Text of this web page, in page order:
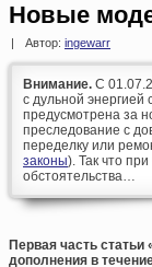
Новые
Автор: ingewarr
Внимание. С
с дульной
предусмотрена за
преследование с
переделку или
законы). Так что
обстоятельства…
Первая часть статьи
дополнения в